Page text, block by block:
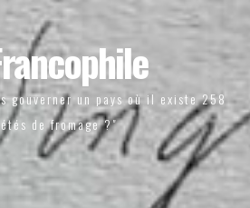
gouverner un pays où il existe 258
de fromage ?"